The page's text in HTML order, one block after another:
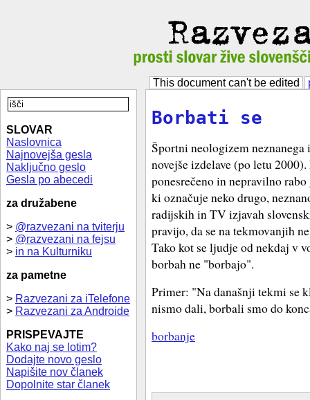
This document can't be edited
SLOVAR
Naslovnica
Najnovejša gesla
Naključno geslo
Gesla po abecedi
za družabene
> @razvezani na tviterju
> @razvezani na fejsu
> in na Kulturniku
za pametne
> Razvezani za iTelefone
> Razvezani za Androide
PRISPEVAJTE
Kako naj se lotim?
Dodajte novo geslo
Napišite nov članek
Dopolnite star članek
Borbati se
Športni neologizem
novejše izdelave (po letu
ponesrečeno in nepravilno
ki označuje neko drugo,
radijskih in TV izjavah
pravijo, da se na tekmovanjih
Tako kot se ljudje od nekdaj v
borbah ne "borbajo".
Primer: "Na današnji tekmi se
nismo dali, borbali smo do
borbanje